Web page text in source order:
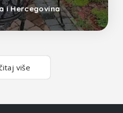
i Hercegovina
više